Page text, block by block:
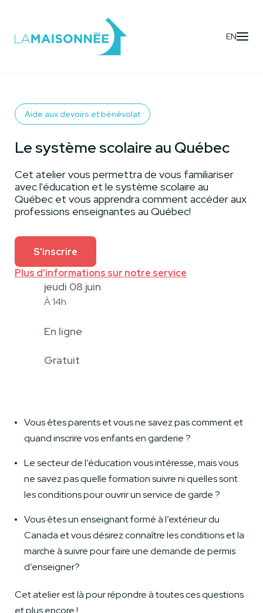
EN
Aide aux devoirs et bénévolat
Le système scolaire au Québec
Cet atelier vous permettra de vous familiariser
avec l'éducation et le système scolaire au
Québec et vous apprendra comment accéder aux
professions enseignantes au Québec!
S'inscrire
Plus d'informations sur notre service
jeudi 08 juin
À 14h
En ligne
Gratuit
Vous êtes parents et vous ne savez pas comment et
quand inscrire vos enfants en garderie ?
Le secteur de l’éducation vous intéresse, mais vous
ne savez pas quelle formation suivre ni quelles sont
les conditions pour ouvrir un service de garde ?
Vous êtes un enseignant formé à l’extérieur du
Canada et vous désirez connaître les conditions et la
marche à suivre pour faire une demande de permis
d’enseigner?
Cet atelier est là pour répondre à toutes ces questions
et plus encore !